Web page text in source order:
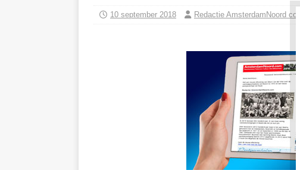
10 september 2018 Redactie AmsterdamNoord com